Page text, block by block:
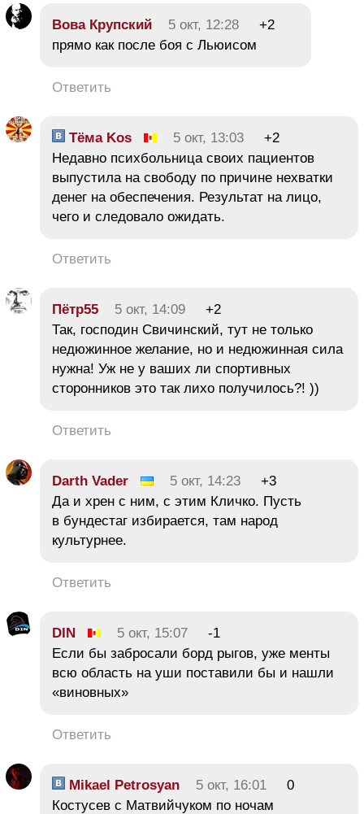
Вова Крупский 5 окт, 12:28
+2
прямо как после боя с Льюисом
Ответить
Тёма Kos 5 окт, 13:03
+2
Недавно психбольница своих пациентов
выпустила на свободу по причине нехватки
денег на обеспечения. Результат на лицо,
чего и следовало ожидать.
Ответить
Пётр55 5 окт, 14:09
+2
Так, господин Свичинский, тут не только
недюжинное желание, но и недюжинная сила
нужна! Уж не у ваших ли спортивных
сторонников это так лихо получилось?! ))
Ответить
Darth Vader 5 окт, 14:23
+3
Да и хрен с ним, с этим Кличко. Пусть
в бундестаг избирается, там народ
культурнее.
Ответить
DIN 5 окт, 15:07
-1
Если бы забросали борд рыгов, уже менты
всю область на уши поставили бы и нашли
«виновных»
Ответить
Mikael Petrosyan 5 окт, 16:01
0
Костусев с Матвийчуком по ночам